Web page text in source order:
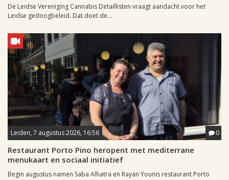
De Leidse Vereniging Cannabis Detaillisten vraagt aandacht voor het
Leidse gedoogbeleid. Dat doet de...
Leiden, 7 augustus 2026, 16:56 0
Restaurant Porto Pino heropent met mediterrane
menukaart en sociaal initiatief
Begin augustus namen Saba Alhatra en Rayan Younis restaurant Porto